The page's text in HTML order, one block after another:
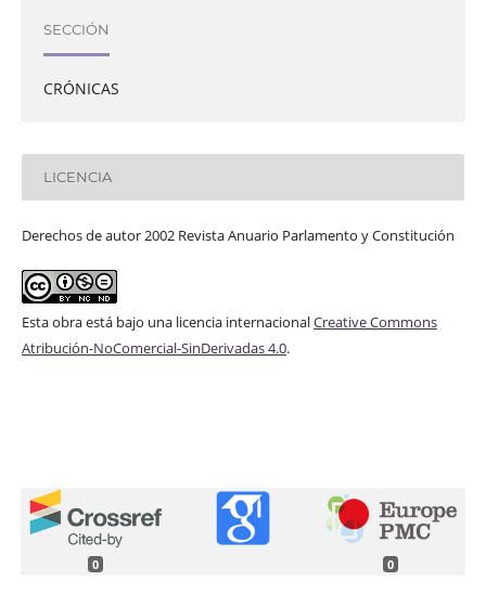
SECCIÓN
CRÓNICAS
LICENCIA
Derechos de autor 2002 Revista Anuario Parlamento y Constitución
Esta obra está bajo una licencia internacionalCreative Commons
Atribución-NoComercial-SinDerivadas 4.0.
0 0